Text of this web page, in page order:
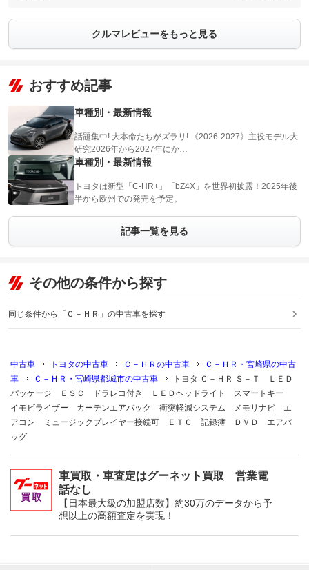
クルマレビューをもっと見る
おすすめ記事
車種別・最新情報
話題集中! 大本命たちがズラリ! 《2026-2027》主役モデル大
研究2026年から2027年にか…
車種別・最新情報
トヨタは新型「C-HR+」「bZ4X」を世界初披露！2025年後
半から欧州での発売を予定。
記事一覧を見る
その他の条件から探す
同じ条件から「Ｃ－ＨＲ」の中古車を探す
中古車 トヨタの中古車 Ｃ－ＨＲの中古車
Ｃ－ＨＲ・宮崎県の中古
車
Ｃ－ＨＲ・宮崎県都城市の中古車
トヨタ Ｃ－ＨＲ Ｓ－Ｔ ＬＥＤ
パッケージ ＥＳＣ ドラレコ付き ＬＥＤヘッドライト スマートキー
イモビライザー カーテンエアバック 衝突軽減システム メモリナビ エ
アコン ミュージックプレイヤー接続可 ＥＴＣ 記録簿 ＤＶＤ エアバ
ッグ
車買取・車査定はグーネット買取 営業電
話なし
【日本最大級の加盟店数】約30万のデータから予
想以上の高額査定を実現！